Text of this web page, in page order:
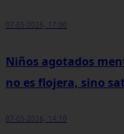
07-05-2026, 17:00
Niños agotados
no es flojera, sino
07-05-2026, 14:10